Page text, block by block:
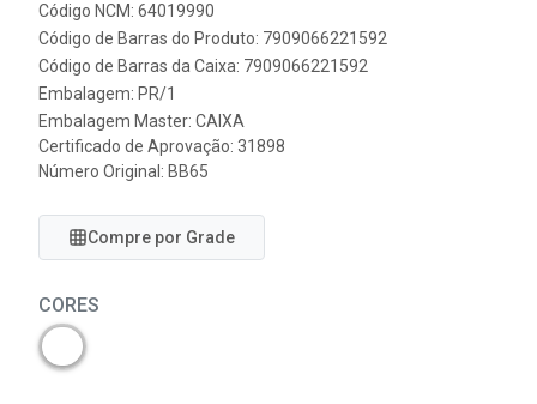
Código NCM: 64019990
Código de Barras do Produto: 7909066221592
Código de Barras da Caixa: 7909066221592
Embalagem: PR/1
Embalagem Master: CAIXA
Certificado de Aprovação: 31898
Número Original: BB65
Compre por Grade
CORES